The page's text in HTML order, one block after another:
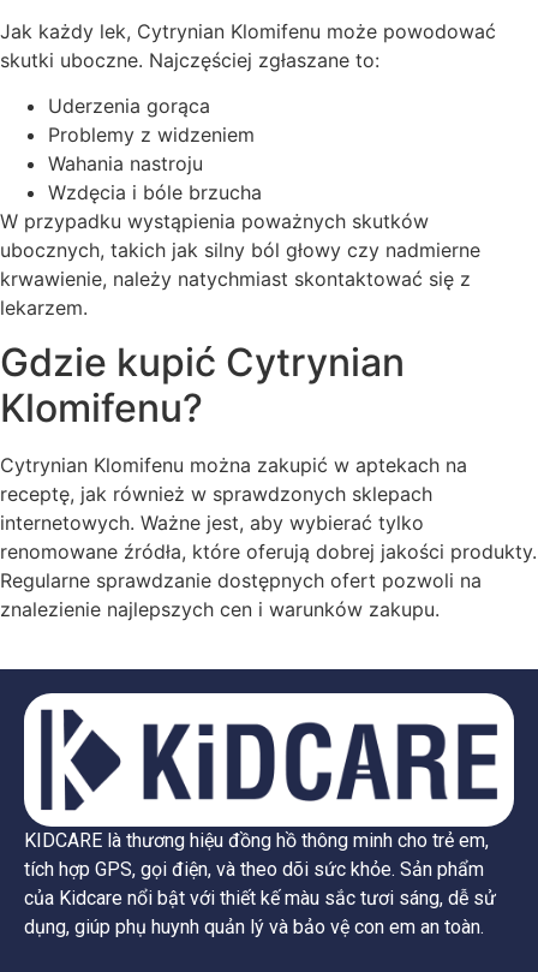
Jak każdy lek, Cytrynian Klomifenu może powodować
skutki uboczne. Najczęściej zgłaszane to:
Uderzenia gorąca
Problemy z widzeniem
Wahania nastroju
Wzdęcia i bóle brzucha
W przypadku wystąpienia poważnych skutków
ubocznych, takich jak silny ból głowy czy nadmierne
krwawienie, należy natychmiast skontaktować się z
lekarzem.
Gdzie kupić Cytrynian
Klomifenu?
Cytrynian Klomifenu można zakupić w aptekach na
receptę, jak również w sprawdzonych sklepach
internetowych. Ważne jest, aby wybierać tylko
renomowane źródła, które oferują dobrej jakości produkty.
Regularne sprawdzanie dostępnych ofert pozwoli na
znalezienie najlepszych cen i warunków zakupu.
KIDCARE là thương hiệu đồng hồ thông minh cho trẻ em,
tích hợp GPS, gọi điện, và theo dõi sức khỏe. Sản phẩm
của Kidcare nổi bật với thiết kế màu sắc tươi sáng, dễ sử
dụng, giúp phụ huynh quản lý và bảo vệ con em an toàn.